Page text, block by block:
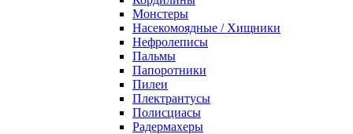
Монстеры
Насекомоядные / Хищники
Нефролеписы
Пальмы
Папоротники
Пилеи
Плектрантусы
Полисциасы
Радермахеры